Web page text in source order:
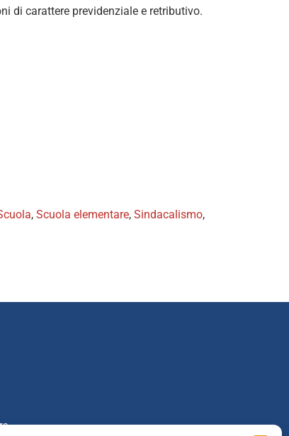
di carattere previdenziale e retributivo.
, Scuola elementare, Sindacalismo,